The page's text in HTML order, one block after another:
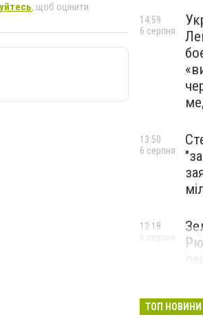
, щоб оцінити
14:59
6 серпня
13:50
6 серпня
12:18
6 серпня
ТОП НОВИНИ